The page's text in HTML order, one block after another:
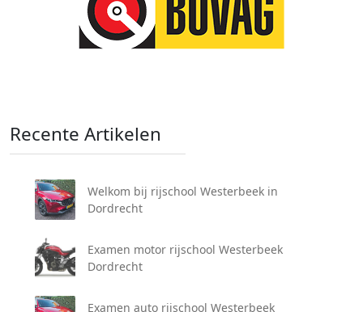
Recente Artikelen
Welkom bij rijschool Westerbeek in
Dordrecht
Examen motor rijschool Westerbeek
Dordrecht
Examen auto rijschool Westerbeek